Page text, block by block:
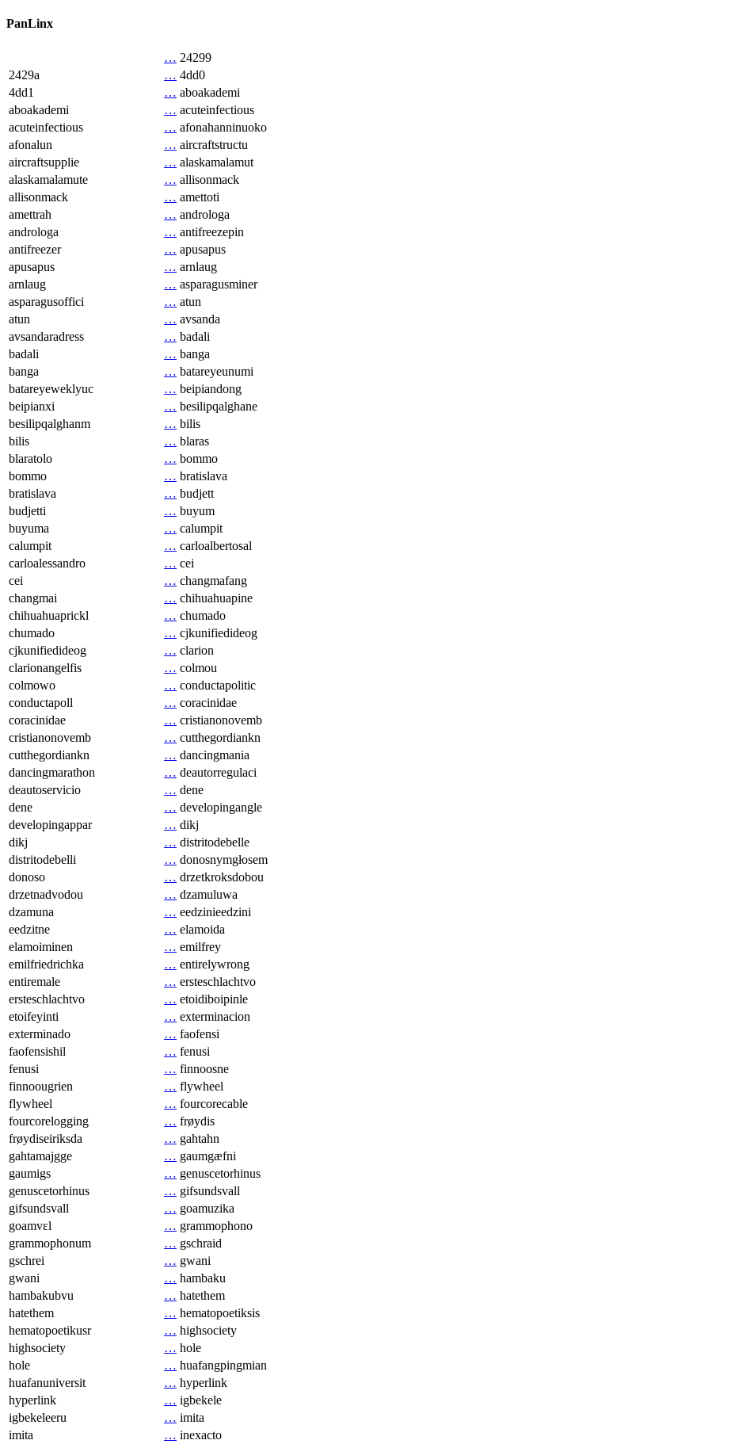
PanLinx
… 24299
2429a
… 4dd0
4dd1
… aboakademi
aboakademi
… acuteinfectious
acuteinfectious
… afonahanninuoko
afonalun
… aircraftstructu
aircraftsupplie
… alaskamalamut
alaskamalamute
… allisonmack
allisonmack
… amettoti
amettrah
… androloga
androloga
… antifreezepin
antifreezer
… apusapus
apusapus
… arnlaug
arnlaug
… asparagusminer
asparagusoffici
… atun
atun
… avsanda
avsandaradress
… badali
badali
… banga
banga
… batareyeunumi
batareyeweklyuc
… beipiandong
beipianxi
… besilipqalghane
besilipqalghanm
… bilis
bilis
… blaras
blaratolo
… bommo
bommo
… bratislava
bratislava
… budjett
budjetti
… buyum
buyuma
… calumpit
calumpit
… carloalbertosal
carloalessandro
… cei
cei
… changmafang
changmai
… chihuahuapine
chihuahuaprickl
… chumado
chumado
… cjkunifiedideog
cjkunifiedideog
… clarion
clarionangelfis
… colmou
colmowo
… conductapolitic
conductapoll
… coracinidae
coracinidae
… cristianonovemb
cristianonovemb
… cutthegordiankn
cutthegordiankn
… dancingmania
dancingmarathon
… deautorregulaci
deautoservicio
… dene
dene
… developingangle
developingappar
… dikj
dikj
… distritodebelle
distritodebelli
… donosnymgłosem
donoso
… drzetkroksdobou
drzetnadvodou
… dzamuluwa
dzamuna
… eedzinieedzini
eedzitne
… elamoida
elamoiminen
… emilfrey
emilfriedrichka
… entirelywrong
entiremale
… ersteschlachtvo
ersteschlachtvo
… etoidiboipinle
etoifeyinti
… exterminacion
exterminado
… faofensi
faofensishil
… fenusi
fenusi
… finnoosne
finnoougrien
… flywheel
flywheel
… fourcorecable
fourcorelogging
… frøydis
frøydiseiriksda
… gahtahn
gahtamajgge
… gaumgæfni
gaumigs
… genuscetorhinus
genuscetorhinus
… gifsundsvall
gifsundsvall
… goamuzika
goamvɛl
… grammophono
grammophonum
… gschraid
gschrei
… gwani
gwani
… hambaku
hambakubvu
… hatethem
hatethem
… hematopoetiksis
hematopoetikusr
… highsociety
highsociety
… hole
hole
… huafangpingmian
huafanuniversit
… hyperlink
hyperlink
… igbekele
igbekeleeru
… imita
imita
… inexacto